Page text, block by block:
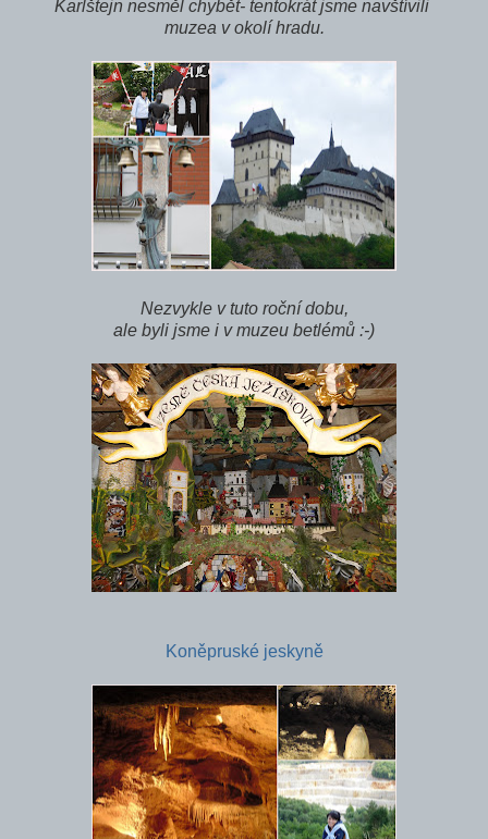
Karlštejn nesměl chybět- tentokrát jsme navštívili
muzea v okolí hradu.
Nezvykle v tuto roční dobu,
ale byli jsme i v muzeu betlémů :-)
Koněpruské jeskyně